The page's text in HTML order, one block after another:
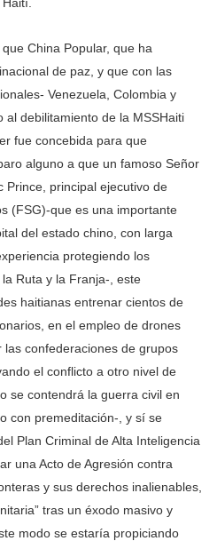
China Popular, que ha
de paz, y que con las
Venezuela, Colombia y
debilitamiento de la MSSHaiti
fue concebida para que
alguno a que un famoso Señor
Prince, principal ejecutivo de
(FSG)-que es una importante
del estado chino, con larga
protegiendo los
Ruta y la Franja-, este
haitianas entrenar cientos de
en el empleo de drones
confederaciones de grupos
el conflicto a otro nivel de
se contendrá la guerra civil en
con premeditación-, y sí se
Plan Criminal de Alta Inteligencia
una Acto de Agresión contra
y sus derechos inalienables,
tras un éxodo masivo y
modo se estaría propiciando